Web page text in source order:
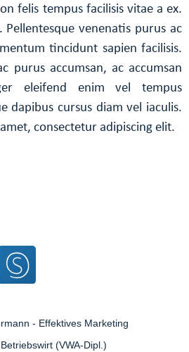
felis tempus facilisis vitae a ex.
Pellentesque venenatis purus ac
tincidunt sapien facilisis.
purus accumsan, ac accumsan
eleifend enim vel tempus
dapibus cursus diam vel iaculis.
consectetur adipiscing elit.
- Effektives Marketing
(VWA-Dipl.)